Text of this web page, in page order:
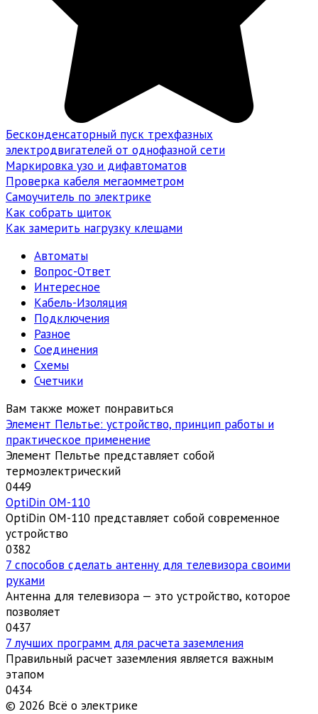
Бесконденсаторный пуск трехфазных
электродвигателей от однофазной сети
Маркировка узо и дифавтоматов
Проверка кабеля мегаомметром
Самоучитель по электрике
Как собрать щиток
Как замерить нагрузку клещами
Автоматы
Вопрос-Ответ
Интересное
Кабель-Изоляция
Подключения
Разное
Соединения
Схемы
Счетчики
Вам также может понравиться
Элемент Пельтье: устройство, принцип работы и
практическое применение
Элемент Пельтье представляет собой
термоэлектрический
0449
OptiDin ОМ-110
OptiDin ОМ-110 представляет собой современное
устройство
0382
7 способов сделать антенну для телевизора своими
руками
Антенна для телевизора — это устройство, которое
позволяет
0437
7 лучших программ для расчета заземления
Правильный расчет заземления является важным
этапом
0434
© 2026 Всё о электрике